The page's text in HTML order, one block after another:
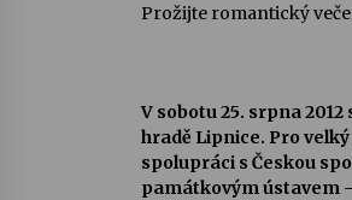
Letní
Za
Želivě
13. 7.
Prožijte romantický
V sobotu 25. srpna
hradě Lipnice. Pro
spolupráci s Českou
památkovým ústavem